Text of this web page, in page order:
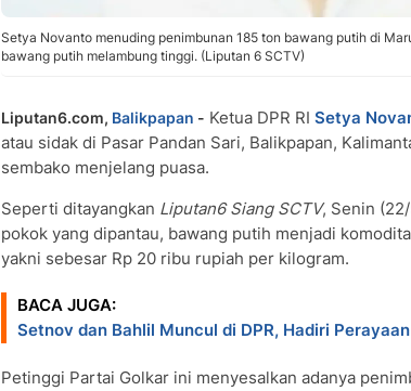
Setya Novanto menuding penimbunan 185 ton bawang putih di
bawang putih melambung tinggi. (Liputan 6 SCTV)
Liputan6.com, Balikpapan - Ketua DPR RI Setya
atau sidak di Pasar Pandan Sari, Balikpapan,
sembako menjelang puasa.
Seperti ditayangkan Liputan6 Siang SCTV, Senin
pokok yang dipantau, bawang putih menjadi
yakni sebesar Rp 20 ribu rupiah per kilogram.
BACA JUGA:
Setnov dan Bahlil Muncul di DPR, Hadiri
Petinggi Partai Golkar ini menyesalkan adanya